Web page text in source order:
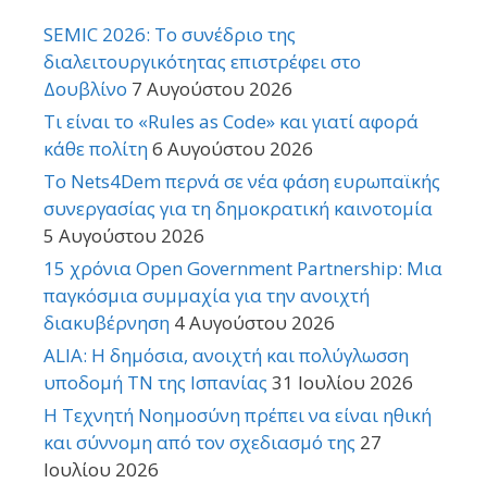
SEMIC 2026: Το συνέδριο της
διαλειτουργικότητας επιστρέφει στο
Δουβλίνο 7 Αυγούστου 2026
Τι είναι το «Rules as Code» και γιατί αφορά
κάθε πολίτη6 Αυγούστου 2026
Το Nets4Dem περνά σε νέα φάση ευρωπαϊκής
συνεργασίας για τη δημοκρατική καινοτομία
5 Αυγούστου 2026
15 χρόνια Open Government Partnership: Μια
παγκόσμια συμμαχία για την ανοιχτή
διακυβέρνηση 4 Αυγούστου 2026
ALIA: Η δημόσια, ανοιχτή και πολύγλωσση
υποδομή ΤΝ της Ισπανίας 31 Ιουλίου 2026
Η Τεχνητή Νοημοσύνη πρέπει να είναι ηθική
και σύννομη από τον σχεδιασμό της 27
Ιουλίου 2026